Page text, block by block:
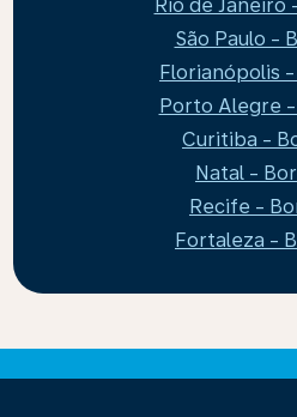
Rio de Janeiro
São Paulo -
Florianópolis
Porto Alegre
Curitiba -
Natal -
Recife -
Fortaleza -